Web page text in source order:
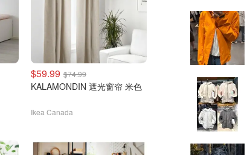
$59.99 $74.99
KALAMONDIN 遮光窗帘 米色
Ikea Canada